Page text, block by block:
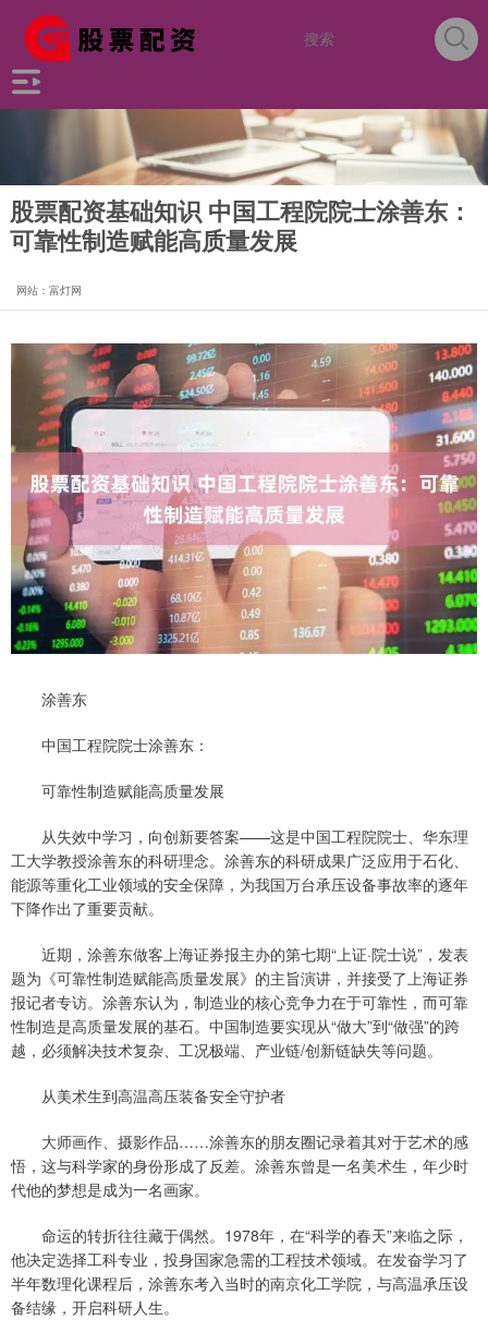
股票配资基础知识 中国工程院院士涂善东：
可靠性制造赋能高质量发展
网站：富灯网
涂善东
中国工程院院士涂善东：
可靠性制造赋能高质量发展
从失效中学习，向创新要答案——这是中国工程院院士、华东理
工大学教授涂善东的科研理念。涂善东的科研成果广泛应用于石化、
能源等重化工业领域的安全保障，为我国万台承压设备事故率的逐年
下降作出了重要贡献。
近期，涂善东做客上海证券报主办的第七期“上证·院士说”，发表
题为《可靠性制造赋能高质量发展》的主旨演讲，并接受了上海证券
报记者专访。涂善东认为，制造业的核心竞争力在于可靠性，而可靠
性制造是高质量发展的基石。中国制造要实现从“做大”到“做强”的跨
越，必须解决技术复杂、工况极端、产业链/创新链缺失等问题。
从美术生到高温高压装备安全守护者
大师画作、摄影作品……涂善东的朋友圈记录着其对于艺术的感
悟，这与科学家的身份形成了反差。涂善东曾是一名美术生，年少时
代他的梦想是成为一名画家。
命运的转折往往藏于偶然。1978年，在“科学的春天”来临之际，
他决定选择工科专业，投身国家急需的工程技术领域。在发奋学习了
半年数理化课程后，涂善东考入当时的南京化工学院，与高温承压设
备结缘，开启科研人生。